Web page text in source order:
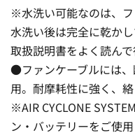
※水洗い可能なのは、フ
水洗い後は完全に乾か
取扱説明書をよく読んで
●ファンケーブルには
用。耐摩耗性に強く、
※AIR CYCLONE
ン・バッテリーをご使用